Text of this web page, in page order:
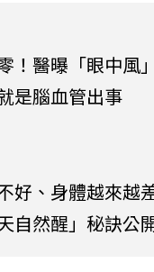
！醫曝「眼中風
是腦血管出事
好、身體越來越
自然醒」秘訣公